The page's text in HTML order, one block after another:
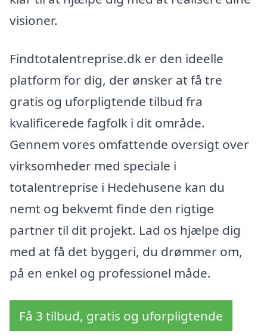
visioner.
Findtotalentreprise.dk er den ideelle
platform for dig, der ønsker at få tre
gratis og uforpligtende tilbud fra
kvalificerede fagfolk i dit område.
Gennem vores omfattende oversigt over
virksomheder med speciale i
totalentreprise i Hedehusene kan du
nemt og bekvemt finde den rigtige
partner til dit projekt. Lad os hjælpe dig
med at få det byggeri, du drømmer om,
på en enkel og professionel måde.
Få 3 tilbud, gratis og uforpligtende